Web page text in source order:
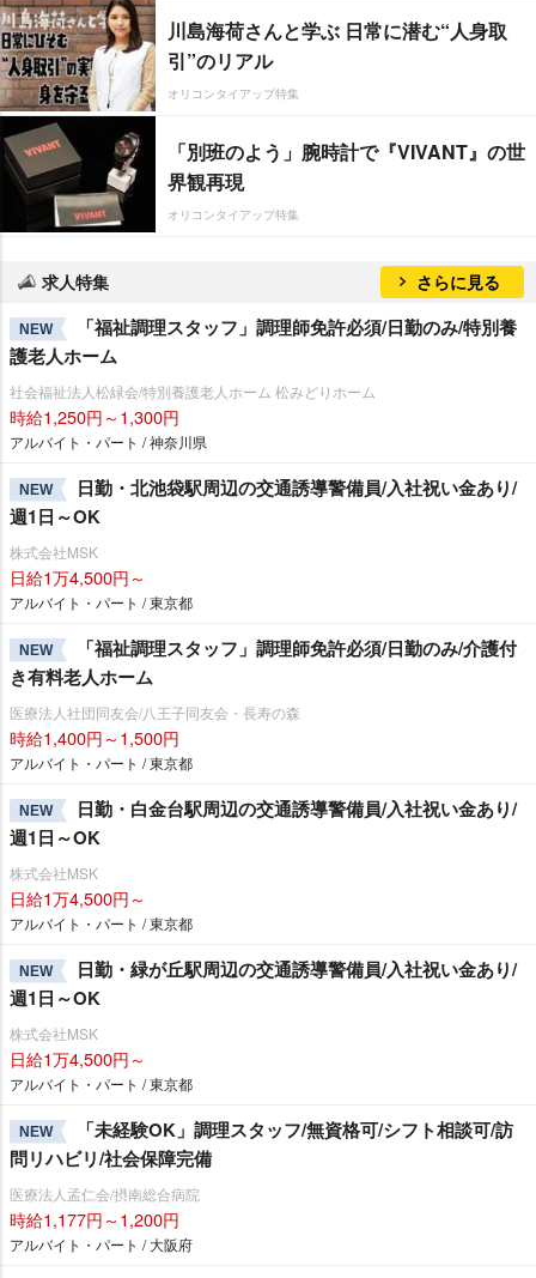
川島海荷さんと学ぶ 日常に潜む“人身取
引”のリアル
オリコンタイアップ特集
「別班のよう」腕時計で『VIVANT』の世
界観再現
オリコンタイアップ特集
求人特集 さらに見る
NEW
「福祉調理スタッフ」調理師免許必須/日勤のみ/特別養
護老人ホーム
社会福祉法人松緑会/特別養護老人ホーム 松みどりホーム
時給1,250円～1,300円
アルバイト・パート / 神奈川県
NEW
日勤・北池袋駅周辺の交通誘導警備員/入社祝い金あり/
週1日～OK
株式会社MSK
日給1万4,500円～
アルバイト・パート / 東京都
NEW
「福祉調理スタッフ」調理師免許必須/日勤のみ/介護付
き有料老人ホーム
医療法人社団同友会/八王子同友会・長寿の森
時給1,400円～1,500円
アルバイト・パート / 東京都
NEW
日勤・白金台駅周辺の交通誘導警備員/入社祝い金あり/
週1日～OK
株式会社MSK
日給1万4,500円～
アルバイト・パート / 東京都
NEW
日勤・緑が丘駅周辺の交通誘導警備員/入社祝い金あり/
週1日～OK
株式会社MSK
日給1万4,500円～
アルバイト・パート / 東京都
NEW
「未経験OK」調理スタッフ/無資格可/シフト相談可/訪
問リハビリ/社会保障完備
医療法人孟仁会/摂南総合病院
時給1,177円～1,200円
アルバイト・パート / 大阪府